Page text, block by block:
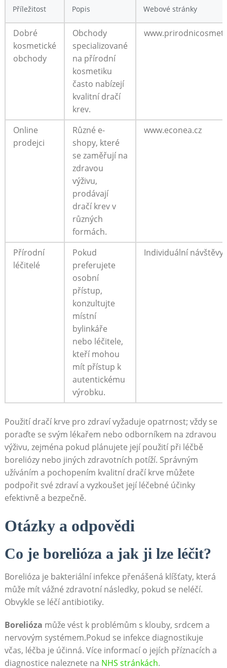
Příležitost Popis Webové stránky
Dobré
kosmetické
obchody
Obchody
specializované
na přírodní
kosmetiku
často nabízejí
kvalitní dračí
krev.
Online
prodejci
Různé e-
shopy, které
se zaměřují na
zdravou
výživu,
prodávají
dračí krev v
různých
formách.
www.econea.cz
Přírodní
léčitelé
Pokud
preferujete
osobní
přístup,
konzultujte
místní
bylinkáře
nebo léčitele,
kteří mohou
mít přístup k
autentickému
výrobku.
Individuální návštěvy
Použití dračí krve pro zdraví vyžaduje opatrnost; vždy se
poraďte se svým lékařem nebo odborníkem na zdravou
výživu, zejména pokud plánujete její použití při léčbě
boreliózy nebo jiných zdravotních potíží. Správným
užíváním a pochopením kvalitní dračí krve můžete
podpořit své zdraví a vyzkoušet její léčebné účinky
efektivně a bezpečně.
Otázky a odpovědi
Co je borelióza a jak ji lze léčit?
Borelióza je bakteriální infekce přenášená klíšťaty, která
může mít vážné zdravotní následky, pokud se neléčí.
Obvykle se léčí antibiotiky.
Borelióza může vést k problémům s klouby, srdcem a
nervovým systémem.Pokud se infekce diagnostikuje
včas, léčba je účinná. Více informací o jejích příznacích a
diagnostice naleznete na NHS stránkách.